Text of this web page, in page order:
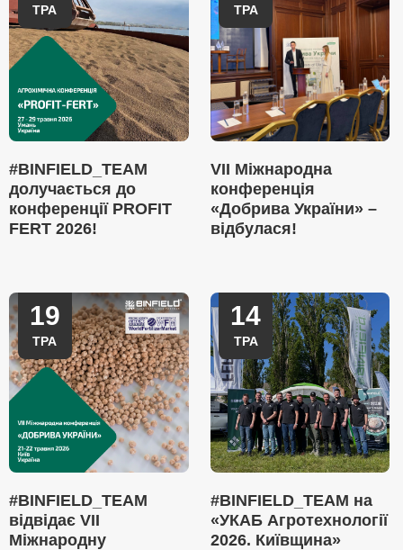
ТРА
#BINFIELD_TEAM
долучається до
конференції PROFIT
FERT 2026!
ТРА
VII Міжнародна
конференція
«Добрива України» –
відбулася!
19
ТРА
#BINFIELD_TEAM
відвідає VII
Міжнародну
14
ТРА
#BINFIELD_TEAM на
«УКАБ Агротехнології
2026. Київщина»